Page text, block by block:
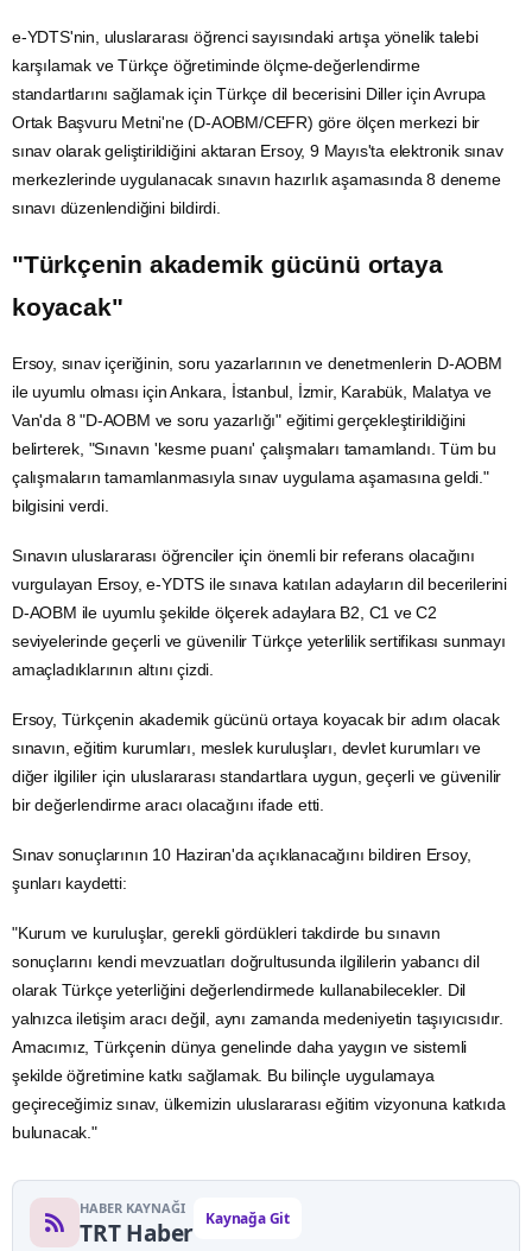
e-YDTS'nin, uluslararası öğrenci sayısındaki artışa yönelik talebi
karşılamak ve Türkçe öğretiminde ölçme-değerlendirme
standartlarını sağlamak için Türkçe dil becerisini Diller için Avrupa
Ortak Başvuru Metni'ne (D-AOBM/CEFR) göre ölçen merkezi bir
sınav olarak geliştirildiğini aktaran Ersoy, 9 Mayıs'ta elektronik sınav
merkezlerinde uygulanacak sınavın hazırlık aşamasında 8 deneme
sınavı düzenlendiğini bildirdi.
"Türkçenin akademik gücünü ortaya
koyacak"
Ersoy, sınav içeriğinin, soru yazarlarının ve denetmenlerin D-AOBM
ile uyumlu olması için Ankara, İstanbul, İzmir, Karabük, Malatya ve
Van'da 8 "D-AOBM ve soru yazarlığı" eğitimi gerçekleştirildiğini
belirterek, "Sınavın 'kesme puanı' çalışmaları tamamlandı. Tüm bu
çalışmaların tamamlanmasıyla sınav uygulama aşamasına geldi."
bilgisini verdi.
Sınavın uluslararası öğrenciler için önemli bir referans olacağını
vurgulayan Ersoy, e-YDTS ile sınava katılan adayların dil becerilerini
D-AOBM ile uyumlu şekilde ölçerek adaylara B2, C1 ve C2
seviyelerinde geçerli ve güvenilir Türkçe yeterlilik sertifikası sunmayı
amaçladıklarının altını çizdi.
Ersoy, Türkçenin akademik gücünü ortaya koyacak bir adım olacak
sınavın,eğitim kurumları, meslek kuruluşları, devlet kurumları ve
diğer ilgililer için uluslararası standartlara uygun, geçerli ve güvenilir
bir değerlendirme aracı olacağını ifade etti.
Sınav sonuçlarının 10 Haziran'da açıklanacağını bildiren Ersoy,
şunları kaydetti:
"Kurum ve kuruluşlar, gerekli gördükleri takdirde bu sınavın
sonuçlarını kendi mevzuatları doğrultusunda ilgililerin yabancı dil
olarak Türkçe yeterliğini değerlendirmede kullanabilecekler. Dil
yalnızca iletişim aracı değil, aynı zamanda medeniyetin taşıyıcısıdır.
Amacımız, Türkçenin dünya genelinde daha yaygın ve sistemli
şekilde öğretimine katkı sağlamak. Bu bilinçle uygulamaya
geçireceğimiz sınav, ülkemizin uluslararası eğitim vizyonuna katkıda
bulunacak."
HABER KAYNAĞI
TRT Haber Kaynağa Git